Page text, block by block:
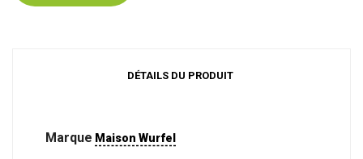
DÉTAILS DU PRODUIT
Marque Maison Wurfel